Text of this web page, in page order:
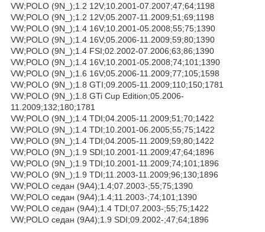
VW;POLO (9N_);1.2 12V;10.2001-07.2007;47;64;1198
VW;POLO (9N_);1.2 12V;05.2007-11.2009;51;69;1198
VW;POLO (9N_);1.4 16V;10.2001-05.2008;55;75;1390
VW;POLO (9N_);1.4 16V;05.2006-11.2009;59;80;1390
VW;POLO (9N_);1.4 FSI;02.2002-07.2006;63;86;1390
VW;POLO (9N_);1.4 16V;10.2001-05.2008;74;101;1390
VW;POLO (9N_);1.6 16V;05.2006-11.2009;77;105;1598
VW;POLO (9N_);1.8 GTI;09.2005-11.2009;110;150;1781
VW;POLO (9N_);1.8 GTi Cup Edition;05.2006-
11.2009;132;180;1781
VW;POLO (9N_);1.4 TDI;04.2005-11.2009;51;70;1422
VW;POLO (9N_);1.4 TDI;10.2001-06.2005;55;75;1422
VW;POLO (9N_);1.4 TDI;04.2005-11.2009;59;80;1422
VW;POLO (9N_);1.9 SDI;10.2001-11.2009;47;64;1896
VW;POLO (9N_);1.9 TDI;10.2001-11.2009;74;101;1896
VW;POLO (9N_);1.9 TDI;11.2003-11.2009;96;130;1896
VW;POLO седан (9A4);1.4;07.2003-;55;75;1390
VW;POLO седан (9A4);1.4;11.2003-;74;101;1390
VW;POLO седан (9A4);1.4 TDI;07.2003-;55;75;1422
VW;POLO седан (9A4);1.9 SDI;09.2002-;47;64;1896